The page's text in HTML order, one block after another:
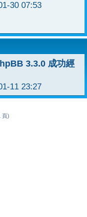
30 07:53
3.3.0 成功經
11 23:27
頁)